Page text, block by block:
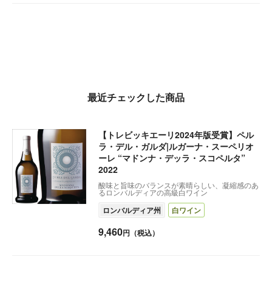
最近チェックした商品
【トレビッキエーリ2024年版受賞】ペル
ラ・デル・ガルダ|ルガーナ・スーペリオ
ーレ “マドンナ・デッラ・スコペルタ”
2022
酸味と旨味のバランスが素晴らしい、凝縮感のあ
るロンバルディアの高級白ワイン
ロンバルディア州 白ワイン
9,460円（税込）